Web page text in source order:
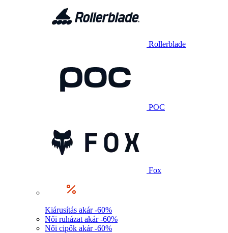
Rollerblade
POC
Fox
Kiárusítás akár -60%
Női ruházat akár -60%
Női cipők akár -60%